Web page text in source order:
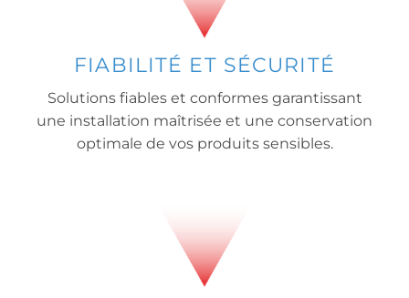
FIABILITÉ ET SÉCURITÉ
Solutions fiables et conformes garantissant
une installation maîtrisée et une conservation
optimale de vos produits sensibles.